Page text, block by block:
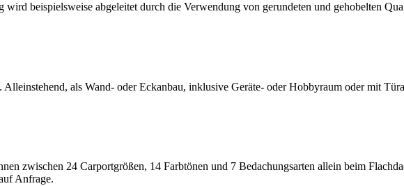
beispielsweise abgeleitet durch die Verwendung von gerundeten und gehobelten
als Wand- oder Eckanbau, inklusive Geräte- oder Hobbyraum oder mit
zwischen 24 Carportgrößen, 14 Farbtönen und 7 Bedachungsarten allein beim
Anfrage.